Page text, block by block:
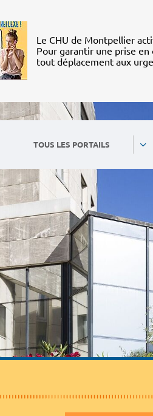
Le CHU de Montpellier
Pour garantir une prise en
tout déplacement aux
TOUS LES PORTAILS